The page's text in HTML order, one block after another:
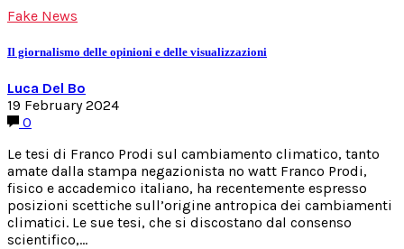
Fake News
Il giornalismo delle opinioni e delle visualizzazioni
Luca Del Bo
19 February 2024
0
Le tesi di Franco Prodi sul cambiamento climatico, tanto
amate dalla stampa negazionista no watt Franco Prodi,
fisico e accademico italiano, ha recentemente espresso
posizioni scettiche sull’origine antropica dei cambiamenti
climatici. Le sue tesi, che si discostano dal consenso
scientifico,…